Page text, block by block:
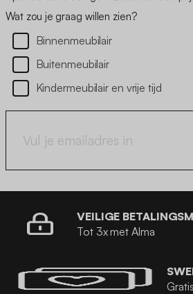
Wat zou je graag willen zien?
Binnenmeubilair
Buitenmeubilair
Kindermeubilair en vrije tijd
VEILIGE
Tot 3x met Alma
Gratis